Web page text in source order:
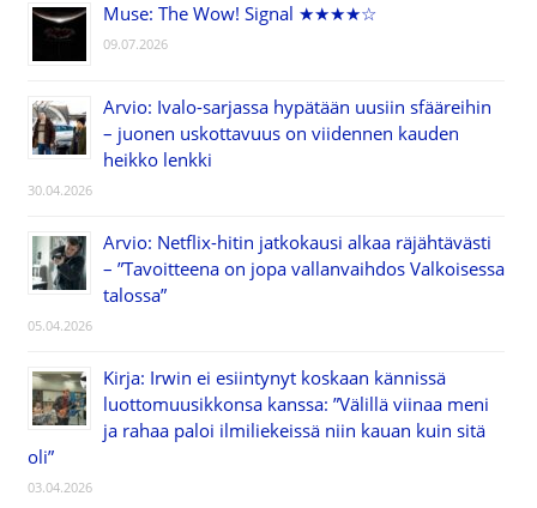
Muse: The Wow! Signal ★★★★☆
09.07.2026
Arvio: Ivalo-sarjassa hypätään uusiin sfääreihin
– juonen uskottavuus on viidennen kauden
heikko lenkki
30.04.2026
Arvio: Netflix-hitin jatkokausi alkaa räjähtävästi
– ”Tavoitteena on jopa vallanvaihdos Valkoisessa
talossa”
05.04.2026
Kirja: Irwin ei esiintynyt koskaan kännissä
luottomuusikkonsa kanssa: ”Välillä viinaa meni
ja rahaa paloi ilmiliekeissä niin kauan kuin sitä
oli”
03.04.2026